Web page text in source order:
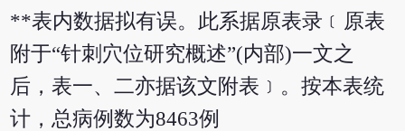
**表内数据拟有误。此系据原表录﹝原表
附于“针刺穴位研究概述”(内部)一文之
后，表一、二亦据该文附表﹞。按本表统
计，总病例数为8463例